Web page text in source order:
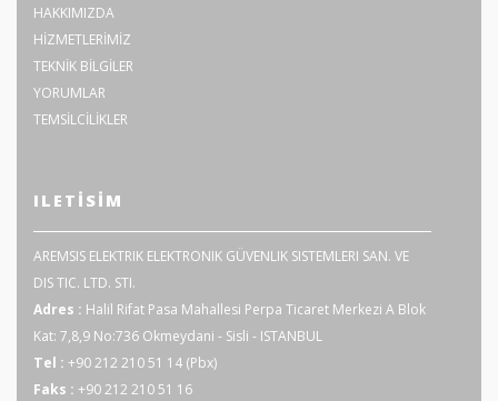
HAKKIMIZDA
HİZMETLERİMİZ
TEKNİK BİLGİLER
YORUMLAR
TEMSİLCİLİKLER
ILETISIM
AREMSIS ELEKTRIK ELEKTRONIK GÜVENLIK SISTEMLERI SAN. VE
DIS TIC. LTD. STI.
Adres : Halil Rifat Pasa Mahallesi Perpa Ticaret Merkezi A Blok
Kat: 7,8,9 No:736 Okmeydani - Sisli - ISTANBUL
Tel : +90 212 210 51 14 (Pbx)
Faks : +90 212 210 51 16